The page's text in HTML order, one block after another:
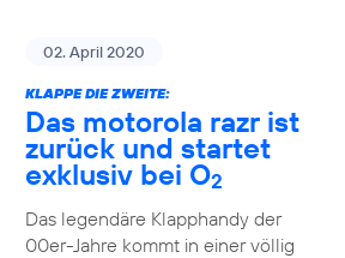
02. April 2020
KLAPPE DIE ZWEITE:
Das motorola razr ist
zurück und startet
exklusiv bei O2
Das legendäre Klapphandy der
00er-Jahre kommt in einer völlig